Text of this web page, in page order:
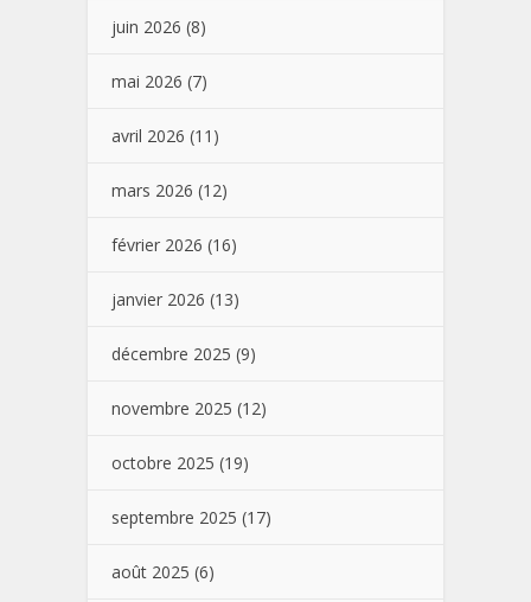
juin 2026 (8)
mai 2026 (7)
avril 2026 (11)
mars 2026 (12)
février 2026 (16)
janvier 2026 (13)
décembre 2025 (9)
novembre 2025 (12)
octobre 2025 (19)
septembre 2025 (17)
août 2025 (6)